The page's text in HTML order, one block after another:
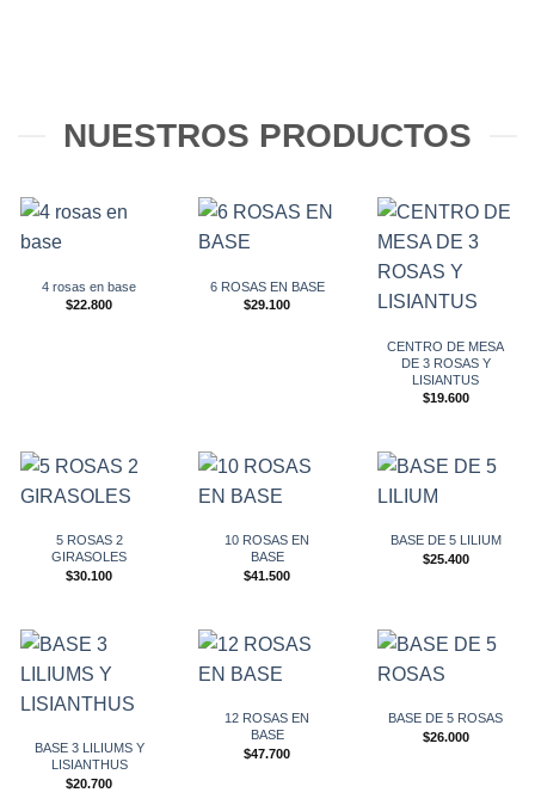
NUESTROS PRODUCTOS
4 rosas en base
$22.800
6 ROSAS EN BASE
$29.100
CENTRO DE MESA
DE 3 ROSAS Y
LISIANTUS
$19.600
5 ROSAS 2
GIRASOLES
$30.100
10 ROSAS EN
BASE
$41.500
BASE DE 5 LILIUM
$25.400
BASE 3 LILIUMS Y
LISIANTHUS
$20.700
12 ROSAS EN
BASE
$47.700
BASE DE 5 ROSAS
$26.000